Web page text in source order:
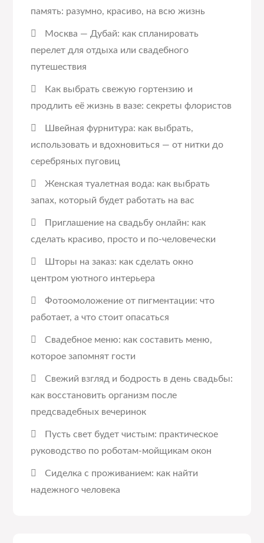
память: разумно, красиво, на всю жизнь
Москва — Дубай: как спланировать
перелет для отдыха или свадебного
путешествия
Как выбрать свежую гортензию и
продлить её жизнь в вазе: секреты флористов
Швейная фурнитура: как выбрать,
использовать и вдохновиться — от нитки до
серебряных пуговиц
Женская туалетная вода: как выбрать
запах, который будет работать на вас
Приглашение на свадьбу онлайн: как
сделать красиво, просто и по-человечески
Шторы на заказ: как сделать окно
центром уютного интерьера
Фотоомоложение от пигментации: что
работает, а что стоит опасаться
Свадебное меню: как составить меню,
которое запомнят гости
Свежий взгляд и бодрость в день свадьбы:
как восстановить организм после
предсвадебных вечеринок
Пусть свет будет чистым: практическое
руководство по роботам-мойщикам окон
Сиделка с проживанием: как найти
надежного человека